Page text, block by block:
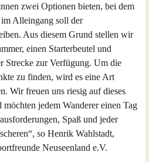
zwei Optionen bieten, bei dem
Alleingang soll der
Aus diesem Grund stellen wir
einen Starterbeutel und
Strecke zur Verfügung. Um die
zu finden, wird es eine Art
Wir freuen uns riesig auf dieses
möchten jedem Wanderer einen Tag
Spaß und jeder
so Henrik Wahlstadt,
Neuseenland e.V.